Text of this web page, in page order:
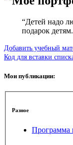
“Детей надо
подарок
Добавить учебный
Код для вставки
Мои публикации:
Разное
Программа